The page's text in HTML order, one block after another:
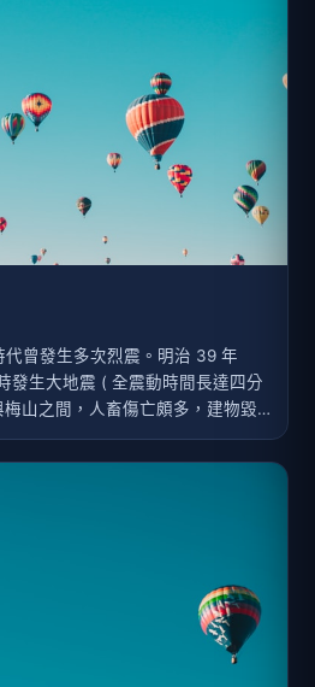
曾發生多次烈震。明治 39 年
發生大地震 ( 全震動時間長達四分
山之間，人畜傷亡頗多，建物毀
繼壓死一千兩百多人，嘉義市街
行政當局趁機規劃市區改道計